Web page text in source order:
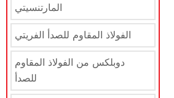
المارتنسيتي
الفولاذ المقاوم للصدأ الفريتي
دوبلكس من الفولاذ المقاوم
للصدأ